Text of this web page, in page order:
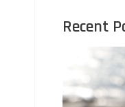
Recent